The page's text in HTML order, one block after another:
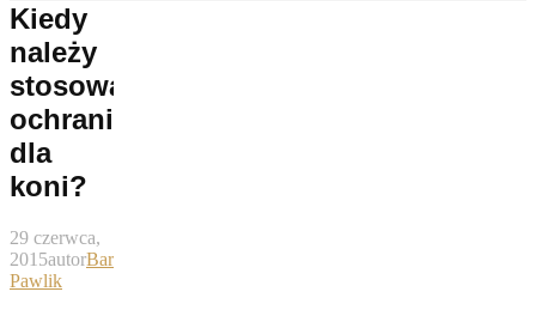
Kiedy
należy
stosować
ochraniacze
dla
koni?
29 czerwca,
2015autorBartek
Pawlik